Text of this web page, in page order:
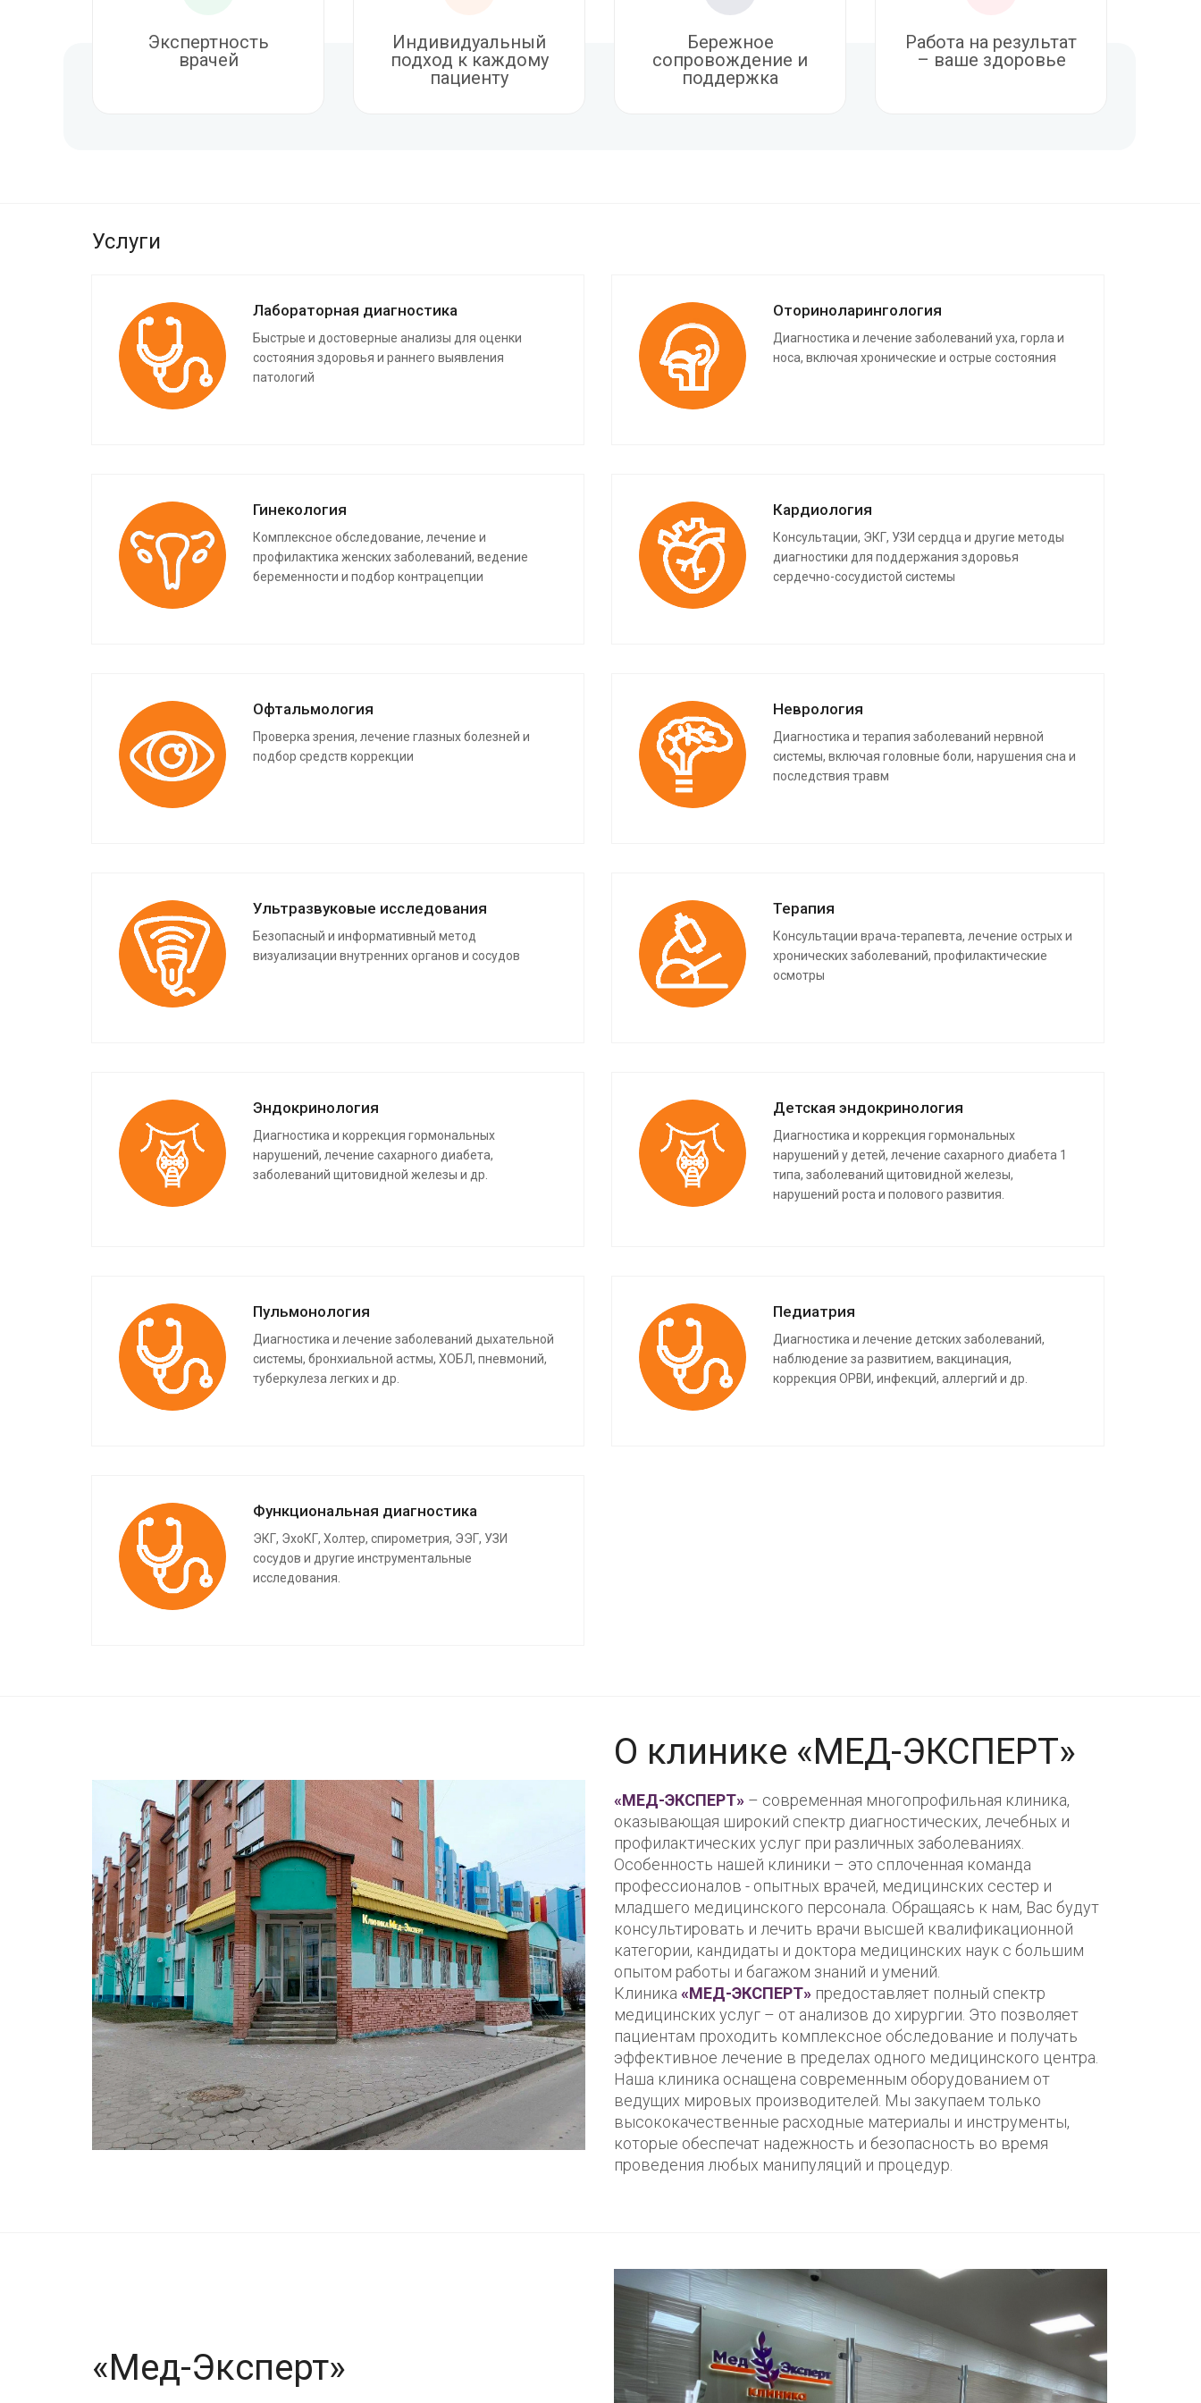
Экспертность
врачей
Индивидуальный
подход к каждому
пациенту
Бережное
сопровождение и
поддержка
Работа на результат
– ваше здоровье
Услуги
Лабораторная диагностика
Быстрые и достоверные анализы для оценки
состояния здоровья и раннего выявления
патологий
Оториноларингология
Диагностика и лечение заболеваний уха, горла и
носа, включая хронические и острые состояния
Гинекология
Комплексное обследование, лечение и
профилактика женских заболеваний, ведение
беременности и подбор контрацепции
Кардиология
Консультации, ЭКГ, УЗИ сердца и другие методы
диагностики для поддержания здоровья
сердечно-сосудистой системы
Офтальмология
Проверка зрения, лечение глазных болезней и
подбор средств коррекции
Неврология
Диагностика и терапия заболеваний нервной
системы, включая головные боли, нарушения сна и
последствия травм
Ультразвуковые исследования
Безопасный и информативный метод
визуализации внутренних органов и сосудов
Терапия
Консультации врача-терапевта, лечение острых и
хронических заболеваний, профилактические
осмотры
Эндокринология
Диагностика и коррекция гормональных
нарушений, лечение сахарного диабета,
заболеваний щитовидной железы и др.
Детская эндокринология
Диагностика и коррекция гормональных
нарушений у детей, лечение сахарного диабета 1
типа, заболеваний щитовидной железы,
нарушений роста и полового развития.
Пульмонология
Диагностика и лечение заболеваний дыхательной
системы, бронхиальной астмы, ХОБЛ, пневмоний,
туберкулеза легких и др.
Педиатрия
Диагностика и лечение детских заболеваний,
наблюдение за развитием, вакцинация,
коррекция ОРВИ, инфекций, аллергий и др.
Функциональная диагностика
ЭКГ, ЭхоКГ, Холтер, спирометрия, ЭЭГ, УЗИ
сосудов и другие инструментальные
исследования.
О клинике «МЕД-ЭКСПЕРТ»
«МЕД-ЭКСПЕРТ» – современная многопрофильная клиника,
оказывающая широкий спектр диагностических, лечебных и
профилактических услуг при различных заболеваниях.
Особенность нашей клиники – это сплоченная команда
профессионалов - опытных врачей, медицинских сестер и
младшего медицинского персонала. Обращаясь к нам, Вас будут
консультировать и лечить врачи высшей квалификационной
категории, кандидаты и доктора медицинских наук с большим
опытом работы и багажом знаний и умений.
Клиника «МЕД-ЭКСПЕРТ» предоставляет полный спектр
медицинских услуг – от анализов до хирургии. Это позволяет
пациентам проходить комплексное обследование и получать
эффективное лечение в пределах одного медицинского центра.
Наша клиника оснащена современным оборудованием от
ведущих мировых производителей. Мы закупаем только
высококачественные расходные материалы и инструменты,
которые обеспечат надежность и безопасность во время
проведения любых манипуляций и процедур.
«Мед-Эксперт»